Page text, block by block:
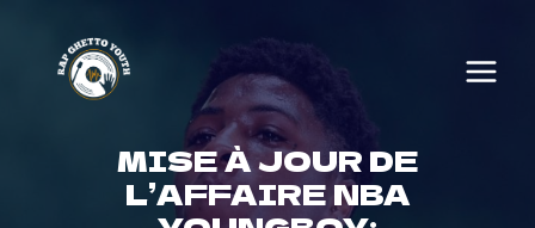
content
MISE À JOUR DE
L’AFFAIRE NBA